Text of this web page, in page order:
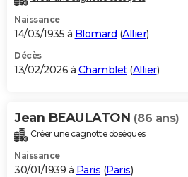
Destinations
City break
Voyage nature
Voyage de noces
Forum
Climat
+PHOTO
GUIDES D'ACHAT
BONS PLANS
Carte de Noël
Carte Bonne année
Carte Saint-Valentin
Carte Pâques
Carte d'anniversaire
DICTIONNAIRE
Dictionnaire
Biographies
Citations
Expressions
Proverbes
PROGRAMME TV
Naissance
14/03/1935 à Blomard (Allier)
Décès
13/02/2026 à Chamblet(Allier)
Jean BEAULATON (86 ans)
Créer une cagnotte obsèques
Naissance
30/01/1939 à Paris (Paris)